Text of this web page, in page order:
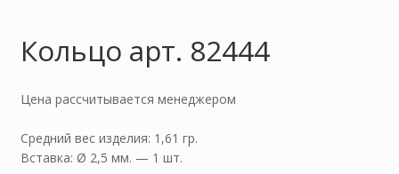
Кольцо арт. 82444
Цена рассчитывается менеджером
Средний вес изделия: 1,61 гр.
Вставка: Ø 2,5 мм. — 1 шт.